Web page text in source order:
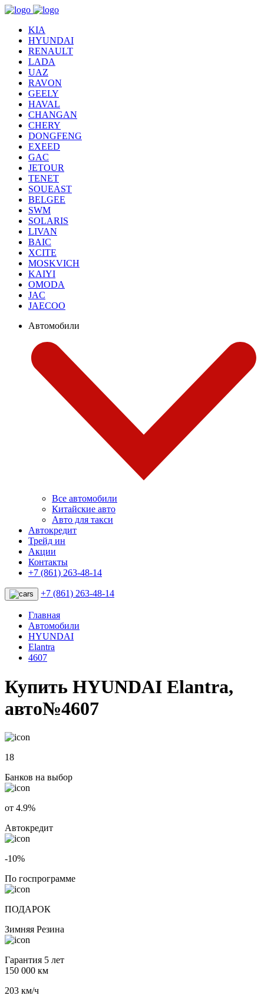
KIA
HYUNDAI
RENAULT
LADA
UAZ
RAVON
GEELY
HAVAL
CHANGAN
CHERY
DONGFENG
EXEED
GAC
JETOUR
TENET
SOUEAST
BELGEE
SWM
SOLARIS
LIVAN
BAIC
XCITE
MOSKVICH
KAIYI
OMODA
JAC
JAECOO
Автомобили
Все автомобили
Китайские авто
Авто для такси
Автокредит
Трейд ин
Акции
Контакты
+7 (861) 263-48-14
+7 (861) 263-48-14
Главная
Автомобили
HYUNDAI
Elantra
4607
Купить HYUNDAI Elantra,
авто№4607
18
Банков на выбор
от 4.9%
Автокредит
-10%
По госпрограмме
ПОДАРОК
Зимняя Резина
Гарантия 5 лет
150 000 км
203 км/ч